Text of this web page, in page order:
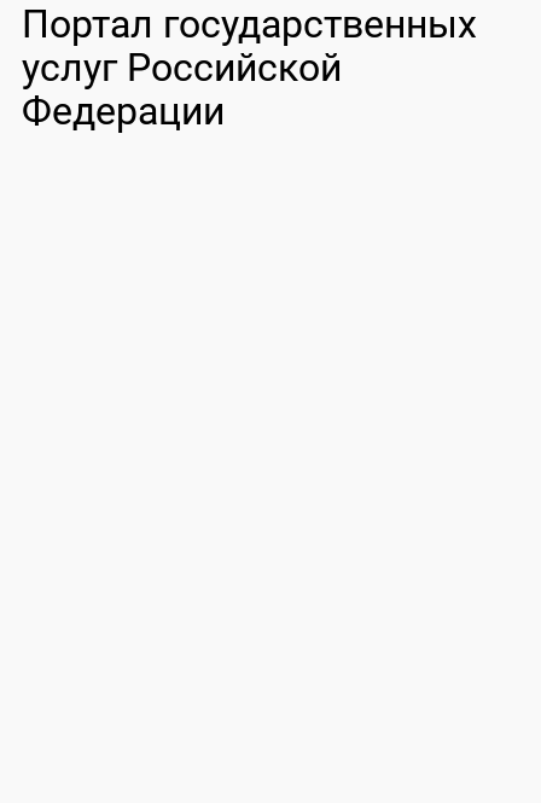
Портал государственных
услуг Российской
Федерации